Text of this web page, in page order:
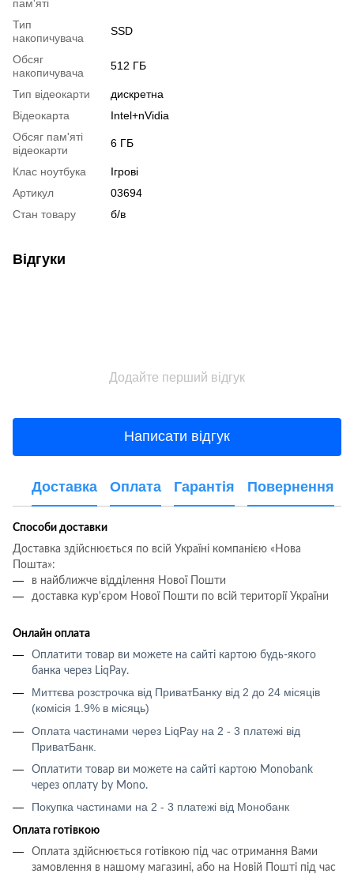
пам'яті
Тип
накопичувача
SSD
Обсяг
накопичувача
512 ГБ
Тип відеокарти
дискретна
Відеокарта
Intel+nVidia
Обсяг пам'яті
відеокарти
6 ГБ
Клас ноутбука
Ігрові
Артикул
03694
Стан товару
б/в
Відгуки
Додайте перший відгук
Написати відгук
Доставка Оплата Гарантія Повернення
Способи доставки
Доставка здійснюється по всій Україні компанією «Нова
Пошта»:
в найближче відділення Нової Пошти
доставка кур'єром Нової Пошти по всій території України
Онлайн оплата
Оплатити товар ви можете на сайті картою будь-якого
банка через LiqPay.
Миттєва розстрочка від ПриватБанку від 2 до 24 місяців
(комісія 1.9% в місяць)
Оплата частинами через LiqPay на 2 - 3 платежі від
ПриватБанк.
Оплатити товар ви можете на сайті картою Monobank
через оплату by Mono.
Покупка частинами на 2 - 3 платежі від Монобанк
Оплата готівкою
Оплата здійснюється готівкою під час отримання Вами
замовлення в нашому магазині, або на Новій Пошті під час